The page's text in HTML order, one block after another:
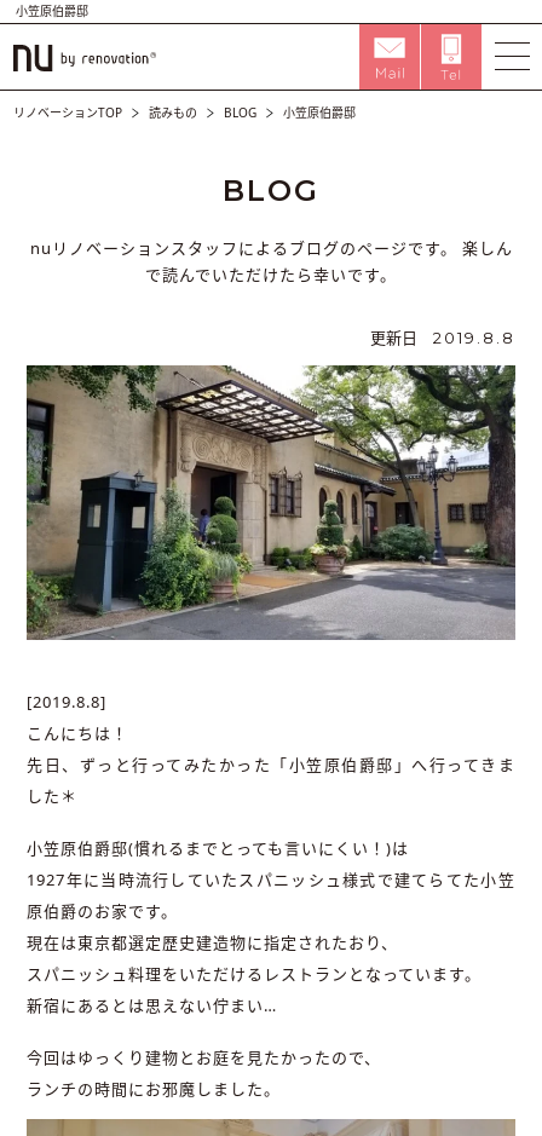
小笠原伯爵邸
リノベーションTOP 読みもの BLOG 小笠原伯爵邸
BLOG
nuリノベーションスタッフによるブログのページです。
楽しん
で読んでいただけたら幸いです。
更新日 2019.8.8
[2019.8.8]
こんにちは！
先日、ずっと行ってみたかった「小笠原伯爵邸」へ行ってきま
した＊
小笠原伯爵邸(慣れるまでとっても言いにくい！)は
1927年に当時流行していたスパニッシュ様式で建てらてた小笠
原伯爵のお家です。
現在は東京都選定歴史建造物に指定されたおり、
スパニッシュ料理をいただけるレストランとなっています。
新宿にあるとは思えない佇まい…
今回はゆっくり建物とお庭を見たかったので、
ランチの時間にお邪魔しました。